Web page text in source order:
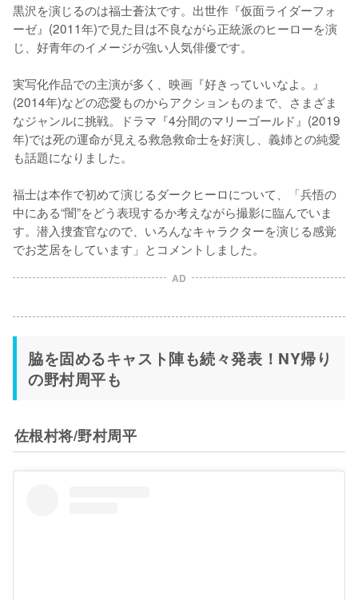
黒沢を演じるのは福士蒼汰です。出世作『仮面ライダーフォ
ーゼ』(2011年)で見た目は不良ながら正統派のヒーローを演
じ、好青年のイメージが強い人気俳優です。
実写化作品での主演が多く、映画『好きっていいなよ。』
(2014年)などの恋愛ものからアクションものまで、さまざま
なジャンルに挑戦。ドラマ『4分間のマリーゴールド』(2019
年)では死の運命が見える救急救命士を好演し、義姉との純愛
も話題になりました。
福士は本作で初めて演じるダークヒーロについて、「兵悟の
中にある“闇”をどう表現するか考えながら撮影に臨んでいま
す。潜入捜査官なので、いろんなキャラクターを演じる感覚
でお芝居をしています」とコメントしました。
AD
脇を固めるキャスト陣も続々発表！NY帰り
の野村周平も
佐根村将/野村周平